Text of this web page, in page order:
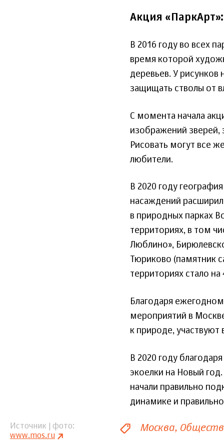
Акция
В 2016 году во всех
время которой
деревьев. У рисунков
защищать стволы от
С момента начала
изображений зверей,
Рисовать могут все
любители.
В 2020 году
насаждений
в природных парках
территориях, в том
Люблино»,
Тюриково (памятник
территориях стало
Благодаря
мероприятий в
к природе, участвуют
В 2020 году
экоелки на Новый
начали правильно
динамике и
Источник | фото
www.mos.ru
Москва